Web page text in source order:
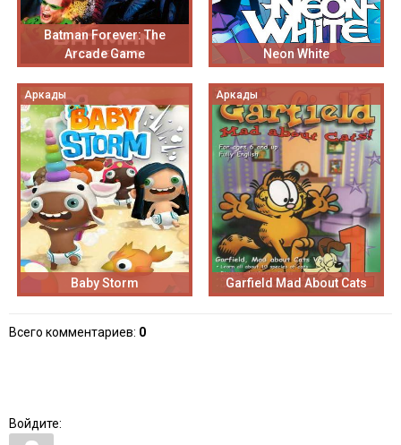
Batman Forever: The
Arcade Game
Neon White
Аркады
Baby Storm
Аркады
Garfield Mad About Cats
Всего комментариев: 0
Войдите: